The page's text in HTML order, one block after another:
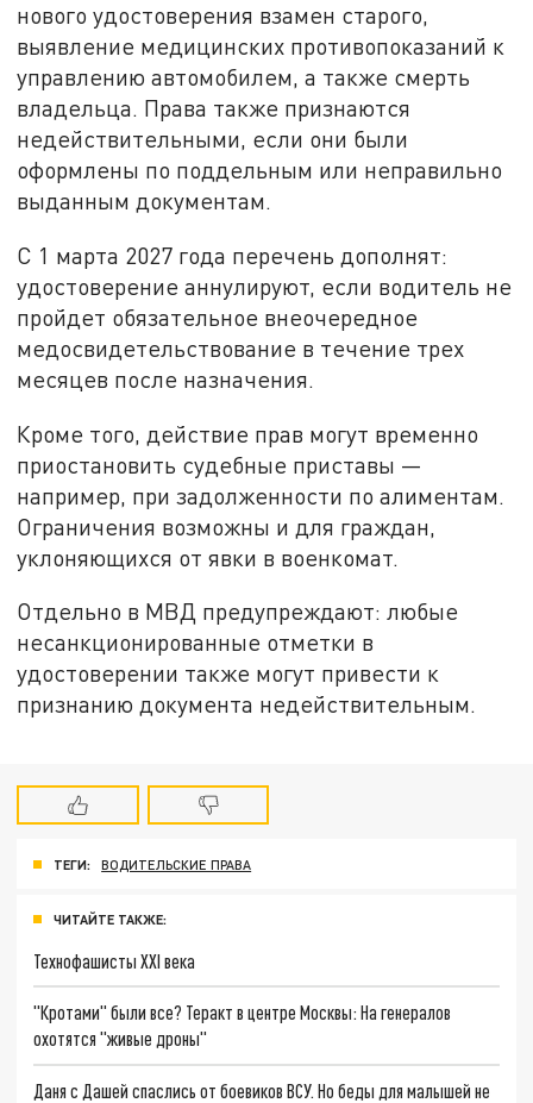
нового удостоверения взамен старого,
выявление медицинских противопоказаний к
управлению автомобилем, а также смерть
владельца. Права также признаются
недействительными, если они были
оформлены по поддельным или неправильно
выданным документам.
С 1 марта 2027 года перечень дополнят:
удостоверение аннулируют, если водитель не
пройдет обязательное внеочередное
медосвидетельствование в течение трех
месяцев после назначения.
Кроме того, действие прав могут временно
приостановить судебные приставы —
например, при задолженности по алиментам.
Ограничения возможны и для граждан,
уклоняющихся от явки в военкомат.
Отдельно в МВД предупреждают: любые
несанкционированные отметки в
удостоверении также могут привести к
признанию документа недействительным.
ТЕГИ: ВОДИТЕЛЬСКИЕ ПРАВА
ЧИТАЙТЕ ТАКЖЕ:
Технофашисты XXI века
"Кротами" были все? Теракт в центре Москвы: На генералов
охотятся "живые дроны"
Даня с Дашей спаслись от боевиков ВСУ. Но беды для малышей не